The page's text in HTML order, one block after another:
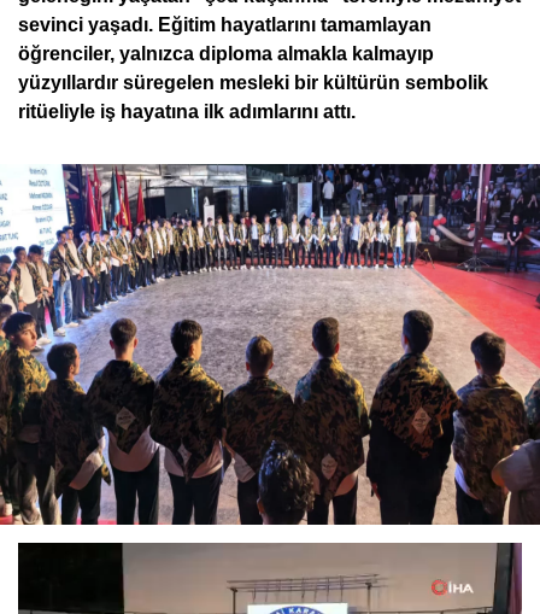
sevinci yaşadı. Eğitim hayatlarını tamamlayan
öğrenciler, yalnızca diploma almakla kalmayıp
yüzyıllardır süregelen mesleki bir kültürün sembolik
ritüeliyle iş hayatına ilk adımlarını attı.